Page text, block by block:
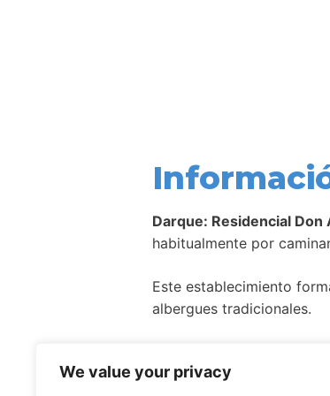
We value your privacy
Darque: Residencial Don
habitualmente por
Este establecimiento
albergues tradicionales.
Como ocurre con la